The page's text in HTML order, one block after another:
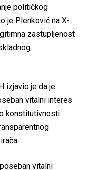
političkog
je Plenković na X-
zastupljenost
izjavio je da je
vitalni interes
konstitutivnosti
vitalni